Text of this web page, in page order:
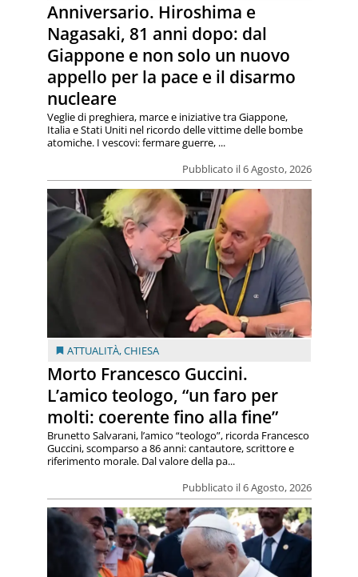
Anniversario. Hiroshima e
Nagasaki, 81 anni dopo: dal
Giappone e non solo un nuovo
appello per la pace e il disarmo
nucleare
Pubblicato il 6 Agosto, 2026
Veglie di preghiera, marce e iniziative tra Giappone,
Italia e Stati Uniti nel ricordo delle vittime delle bombe
atomiche. I vescovi: fermare guerre, ...
ATTUALITÀ,CHIESA
Morto Francesco Guccini.
L’amico teologo, “un faro per
molti: coerente fino alla fine”
Pubblicato il 6 Agosto, 2026
Brunetto Salvarani, l’amico “teologo”, ricorda Francesco
Guccini, scomparso a 86 anni: cantautore, scrittore e
riferimento morale. Dal valore della pa...